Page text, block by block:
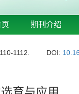
期刊介绍
1112. DOI: